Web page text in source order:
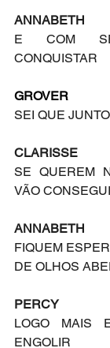
ANNABETH
E COM
CONQUISTAR
GROVER
SEI QUE
CLARISSE
SE QUEREM
VÃO
ANNABETH
FIQUEM
DE OLHOS
PERCY
LOGO MAIS
ENGOLIR